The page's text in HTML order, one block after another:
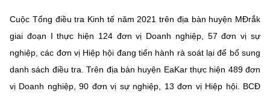
Cơ quan chủ quản: Bộ Khoa học và Công nghệ (MST)
Chịu trách nhiệm nội dung: Nguyễn Thị Hải Hằng
Liên hệ
Địa chỉ: Ban Biên tập Cổng TTĐT - 18 Nguyễn Du, TP. Hà Nội
Điện thoại: 024 3936 9506
Cuộc Tổng điều tra Kinh tế năm 2021 trên địa bàn huyện MĐrắk
giai đoạn I thực hiện 124 đơn vị Doanh nghiệp, 57 đơn vị sự
nghiệp, các đơn vị Hiệp hội đang tiến hành rà soát lại để bổ sung
danh sách điều tra. Trên địa bàn huyện EaKar thực hiện 489 đơn
vị Doanh nghiệp, 90 đơn vị sự nghiệp, 13 đơn vị Hiệp hội. BCĐ